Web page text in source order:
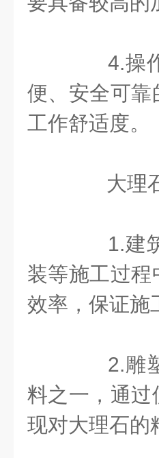
4.操作
便、安全可靠
工作舒适度。
大理石
1.建筑
装等施工过
效率，保证施
2.雕塑
料之一，通过
现对大理石的